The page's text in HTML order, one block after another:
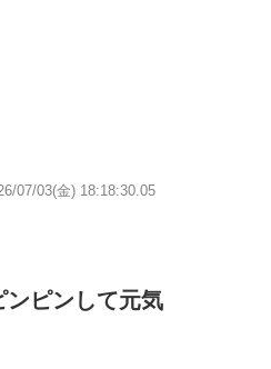
07/03(金) 18:18:30.05
ンピンして元気